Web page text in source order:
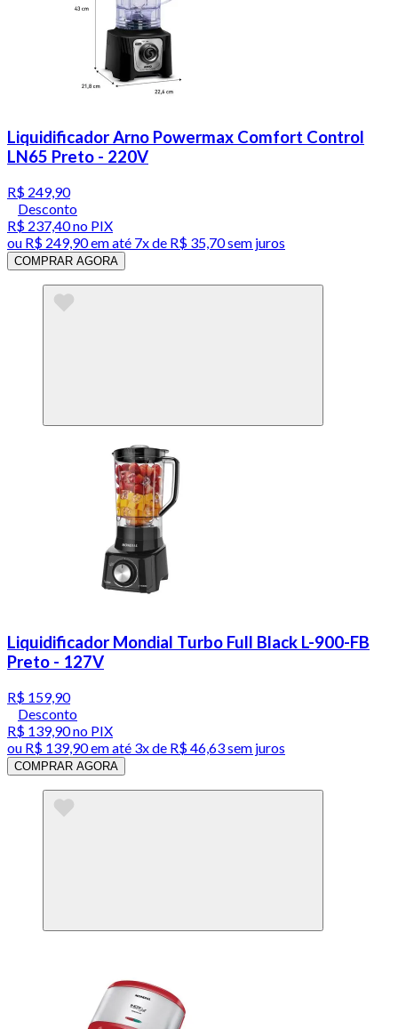
Liquidificador Arno Powermax Comfort Control
LN65 Preto - 220V
R$ 249,90
Desconto
R$ 237,40no PIX
ou R$ 249,90em até 7x de R$ 35,70 sem juros
COMPRAR AGORA
Liquidificador Mondial Turbo Full Black L-900-FB
Preto - 127V
R$ 159,90
Desconto
R$ 139,90no PIX
ou R$ 139,90em até 3x de R$ 46,63 sem juros
COMPRAR AGORA